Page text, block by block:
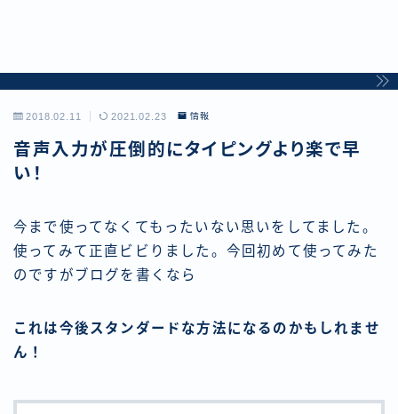
2018.02.11 2021.02.23 情報
音声入力が圧倒的にタイピングより楽で早
い！
今まで使ってなくてもったいない思いをしてました。
使ってみて正直ビビりました。 今回初めて使ってみた
のですがブログを書くなら
これは今後スタンダードな方法になるのかもしれませ
ん！